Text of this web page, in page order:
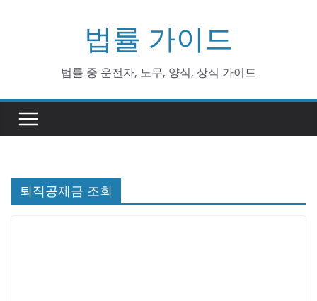
법률 가이드
법률 중 운전자, 노무, 양식, 상식 가이드
퇴직공제금 조회